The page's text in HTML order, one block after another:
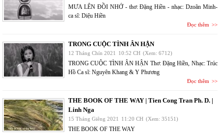
MƯA LÊN ĐỒI NHỚ - thơ: Đặng Hiền - nhạc: Dzoãn Minh-
ca sĩ: Diệu Hiền
Đọc thêm
TRONG CUỘC TÌNH ÂN HẬN
12 Tháng Chín 2021 10:52 CH (Xem: 6712)
TRONG CUỘC TÌNH ÂN HẬN Thơ: Đặng Hiền, Nhạc: Trúc
Hồ Ca sĩ: Nguyên Khang & Y Phương
Đọc thêm
THE BOOK OF THE WAY | Tien Cong Tran Ph. D. |
Linh Nga
15 Tháng Giêng 2021 11:20 CH (Xem: 35151)
THE BOOK OF THE WAY